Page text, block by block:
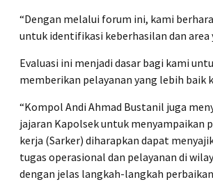
“Dengan melalui forum ini, kami
untuk identifikasi keberhasilan dan
Evaluasi ini menjadi dasar bagi kami
memberikan pelayanan yang lebih baik
“Kompol Andi Ahmad Bustanil juga
jajaran Kapolsek untuk menyampaikan
kerja (Sarker) diharapkan dapat
tugas operasional dan pelayanan di
dengan jelas langkah-langkah perbaikan